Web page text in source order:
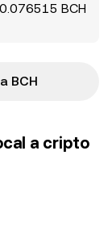
0.076515 BCH
BCH
a cripto